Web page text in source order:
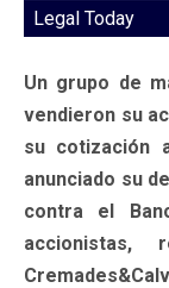
Legal Today
Un grupo de
vendieron su
su cotización
anunciado su
contra el
accionistas,